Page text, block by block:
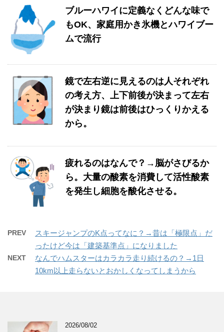
ブルーハワイに定義なくどんな味で
もOK、家庭用かき氷機とハワイブー
ムで流行
鏡で左右逆に見えるのは人それぞれ
の考え方、上下前後が決まって左右
が決まり鏡は前後はひっくりかえる
から。
疲れるのはなんで？→脳がさびるか
ら。大量の酸素を消費して活性酸素
を発生し細胞を酸化させる。
PREV
スキージャンプのK点ってなに？→昔は「極限点」だ
ったけど今は「建築基準点」になりました
NEXT
なんでハムスターはカラカラ走り続けるの？→1日
10km以上走らないとおかしくなってしまうから
2026/08/02